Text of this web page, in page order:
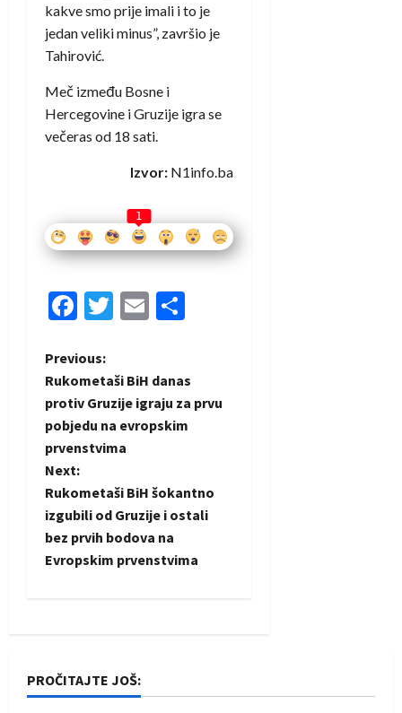
kakve smo prije imali i to je
jedan veliki minus”, završio je
Tahirović.
Meč između Bosne i
Hercegovine i Gruzije igra se
večeras od 18 sati.
Izvor: N1info.ba
1
Facebook
Twitter
Email
P
o
s
t
n
a
g
a
Previous:
Rukometaši BiH danas
protiv Gruzije igraju za prvu
pobjedu na evropskim
prvenstvima
Next:
Rukometaši BiH šokantno
izgubili od Gruzije i ostali
bez prvih bodova na
Evropskim prvenstvima
PROČITAJTE JOŠ: